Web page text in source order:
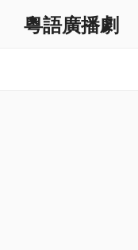
粵語廣播劇